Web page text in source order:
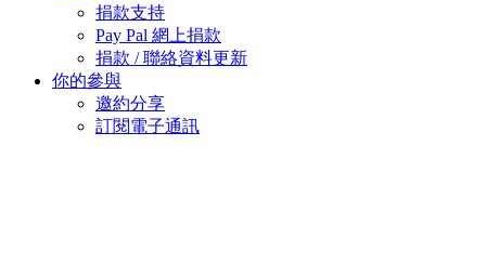
捐款支持
Pay Pal 網上捐款
捐款 / 聯絡資料更新
你的參與
邀約分享
訂閱電子通訊